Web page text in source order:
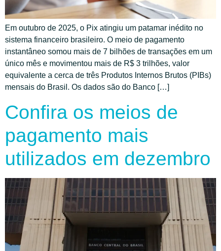
Em outubro de 2025, o Pix atingiu um patamar inédito no
sistema financeiro brasileiro. O meio de pagamento
instantâneo somou mais de 7 bilhões de transações em um
único mês e movimentou mais de R$ 3 trilhões, valor
equivalente a cerca de três Produtos Internos Brutos (PIBs)
mensais do Brasil. Os dados são do Banco […]
Confira os meios de
pagamento mais
utilizados em dezembro